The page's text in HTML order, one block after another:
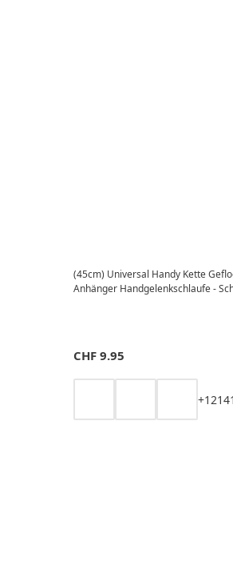
(45cm) Universal Handy Kette
Anhänger Handgelenkschlaufe -
CHF 9.95
+1214